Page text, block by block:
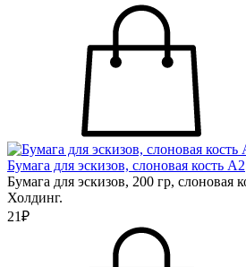
Бумага для эскизов, слоновая кость А2
Бумага для эскизов, 200 гр, слоновая
Холдинг.
21₽